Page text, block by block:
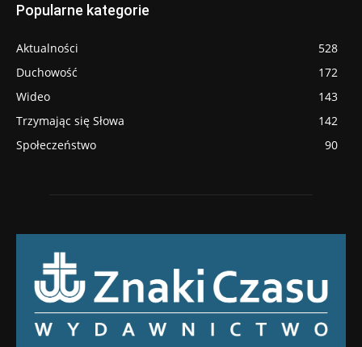
Popularne kategorie
Aktualności
528
Duchowość
172
Wideo
143
Trzymając się Słowa
142
Społeczeństwo
90